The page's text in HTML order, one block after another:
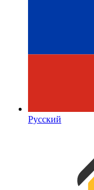
Русский